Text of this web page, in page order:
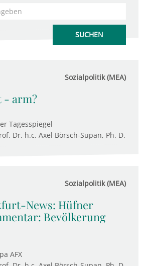
Sozialpolitik (MEA)
- arm?
Tagesspiegel
Dr. h.c. Axel Börsch-Supan, Ph. D.
Sozialpolitik (MEA)
News: Hüfner
Bevölkerung
AFX